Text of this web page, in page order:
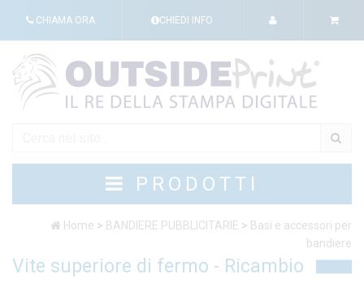
CHIAMA ORA CHIEDI INFO
PRODOTTI
Home > BANDIERE PUBBLICITARIE > Basi e accessori per
bandiere
Vite superiore di fermo - Ricambio